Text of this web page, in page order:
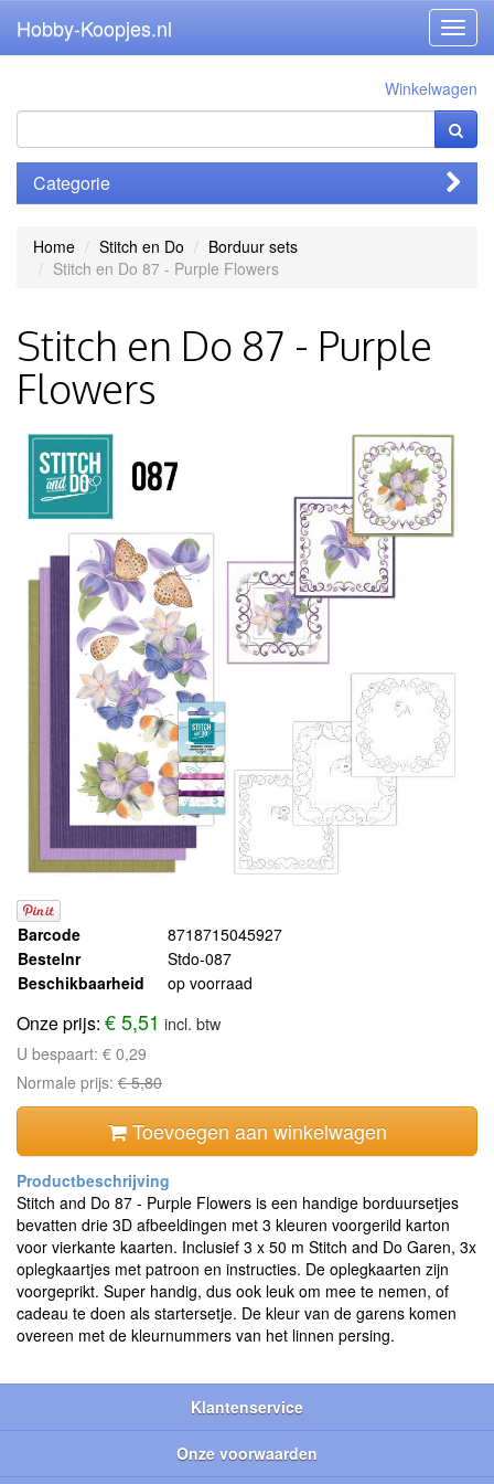
Hobby-Koopjes.nl
Winkelwagen
Categorie
Home Stitch en Do
Borduur sets
Stitch en Do 87 - Purple Flowers
Stitch en Do 87 - Purple
Flowers
Barcode
8718715045927
Bestelnr
Stdo-087
Beschikbaarheid
op voorraad
Onze prijs: € 5,51 incl. btw
U bespaart: € 0,29
Normale prijs: € 5,80
Toevoegen aan winkelwagen
Stitch and Do 87 - Purple Flowers is een handige borduursetjes
bevatten drie 3D afbeeldingen met 3 kleuren voorgerild karton
voor vierkante kaarten. Inclusief 3 x 50 m Stitch and Do Garen, 3x
oplegkaartjes met patroon en instructies. De oplegkaarten zijn
voorgeprikt. Super handig, dus ook leuk om mee te nemen, of
cadeau te doen als startersetje. De kleur van de garens komen
overeen met de kleurnummers van het linnen persing.
Klantenservice
Onze voorwaarden